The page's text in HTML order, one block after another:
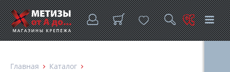
Главная
Каталог